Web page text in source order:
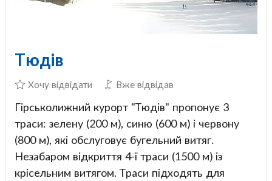
Тюдів
Хочу відвідати Вже відвідав
Гірськолижний курорт "Тюдів" пропонує 3
траси: зелену (200 м), синю (600 м) і червону
(800 м), які обслуговує бугельний витяг.
Незабаром відкриття 4-ї траси (1500 м) із
крісельним витягом. Траси підходять для